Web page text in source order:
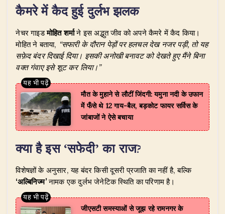
k
कैमरे में कैद हुई दुर्लभ झलक
​नेचर गाइडमोहित शर्माने इस अद्भुत जीव को अपने कैमरे में कैद किया।
मोहित ने बताया, “सफारी के दौरान पेड़ों पर हलचल देख नजर पड़ी, तो यह
सफ़ेद बंदर दिखाई दिया। इसकी अनोखी बनावट को देखते हुए मैंने बिना
वक्त गंवाए इसे शूट कर लिया।”
मौत के मुहाने से लौटीं जिंदगी: यमुना नदी के उफान
में फँसे थे 12 गाय-बैल, बड़कोट फायर सर्विस के
जांबाजों ने ऐसे बचाया
क्या है इस ‘सफेदी’ का राज?
​विशेषज्ञों के अनुसार, यह बंदर किसी दूसरी प्रजाति का नहीं है, बल्कि
‘अल्बिनिज्म’नामक एक दुर्लभ जेनेटिक स्थिति का परिणाम है।
जीएसटी समस्याओं से जूझ रहे रामनगर के